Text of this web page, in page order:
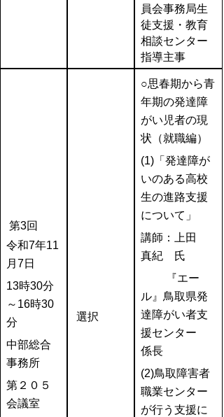
員会事務局生
徒支援・教育
相談センター
指導主事
第3回
令和7年11
月7日
13時30分
～16時30
分
中部総合
事務所
第２０５
会議室
選択
○思春期から青
年期の発達障
がい児者の現
状（就職編）
(1)「発達障が
いのある高校
生の進路支援
について」
講師：上田
真紀 氏
『エー
ル』鳥取県発
達障がい者支
援センター
係長
(2)鳥取障害者
職業センター
が行う支援に